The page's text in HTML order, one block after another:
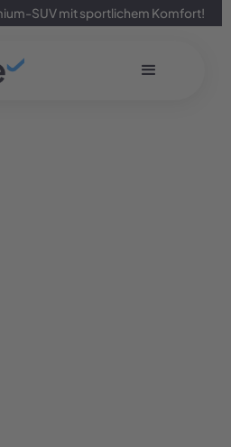
SUV mit sportlichem Komfort!